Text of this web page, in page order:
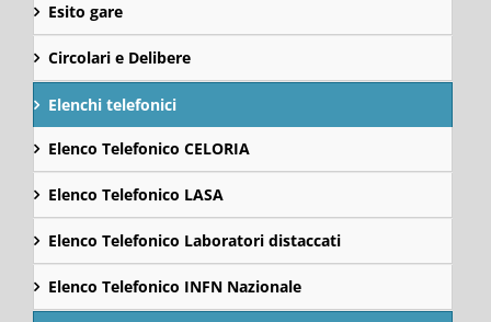
Esito gare
Circolari e Delibere
Elenchi telefonici
Elenco Telefonico CELORIA
Elenco Telefonico LASA
Elenco Telefonico Laboratori distaccati
Elenco Telefonico INFN Nazionale